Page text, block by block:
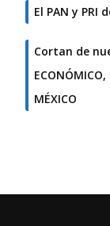
El PAN y PRI
Cortan de
MÉXICO